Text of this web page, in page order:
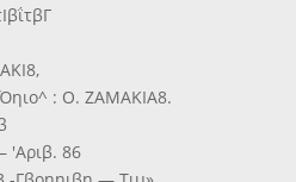
: Ο. ΖΑΜΑΚΙΑ8.
'Αριβ. 86